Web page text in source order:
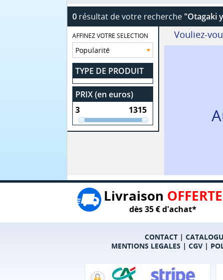
0résultat de votre recherche "Otagaki
AFFINEZ VOTRE SELECTION
TYPE DE PRODUIT
PRIX (en euros)
Vouliez-
Livraison OFFERTE
dès 35 € d'achat*
CONTACT|
MENTIONS LEGALES | CGV|